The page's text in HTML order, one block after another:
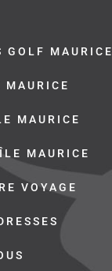
GOLF MAURICE
MAURICE
MAURICE
VOYAGE